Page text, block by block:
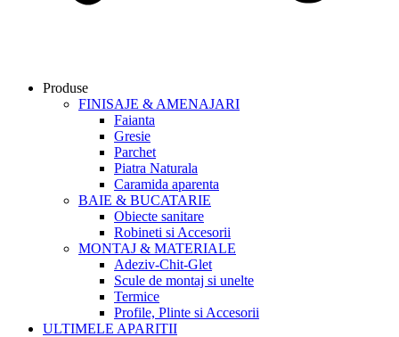
Produse
FINISAJE & AMENAJARI
Faianta
Gresie
Parchet
Piatra Naturala
Caramida aparenta
BAIE & BUCATARIE
Obiecte sanitare
Robineti si Accesorii
MONTAJ & MATERIALE
Adeziv-Chit-Glet
Scule de montaj si unelte
Termice
Profile, Plinte si Accesorii
ULTIMELE APARITII